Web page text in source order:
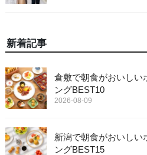
新着記事
倉敷で朝食がおいしい
ングBEST10
2026-08-09
新潟で朝食がおいしい
ングBEST15